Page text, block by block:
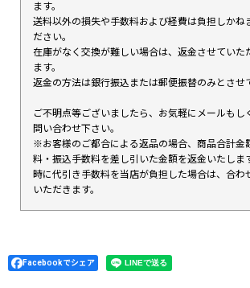
ます。
送料以外の損失や手数料および経費は負担しかね
ださい。
在庫がなく交換が難しい場合は、返金させていた
ます。
返金の方法は銀行振込または郵便振替のみとさせ
ご不明点等ございましたら、お気軽にメールもし
問い合わせ下さい。
※お客様のご都合による返品の場合、商品合計金
料・振込手数料を差し引いた金額を返金いたしま
時に代引き手数料を当店が負担した場合は、合わ
いただきます。
Facebookでシェア